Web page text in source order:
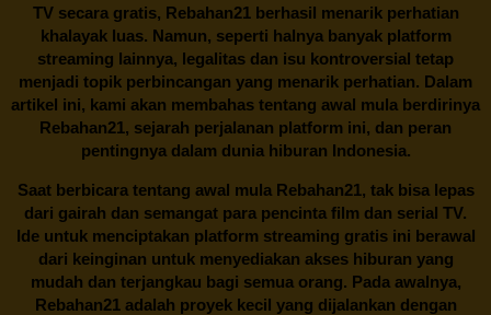
TV secara gratis, Rebahan21berhasil menarik perhatian
khalayak luas. Namun, seperti halnya banyak platform
streaming lainnya, legalitas dan isu kontroversial tetap
menjadi topik perbincangan yang menarik perhatian. Dalam
artikel ini, kami akan membahas tentang awal mula berdirinya
Rebahan21, sejarah perjalanan platform ini, dan peran
pentingnya dalam dunia hiburan Indonesia.
Saat berbicara tentang awal mula Rebahan21, tak bisa lepas
dari gairah dan semangat para pencinta film dan serial TV.
Ide untuk menciptakan platform streaming gratis ini berawal
dari keinginan untuk menyediakan akses hiburan yang
mudah dan terjangkau bagi semua orang. Pada awalnya,
Rebahan21 adalah proyek kecil yang dijalankan dengan